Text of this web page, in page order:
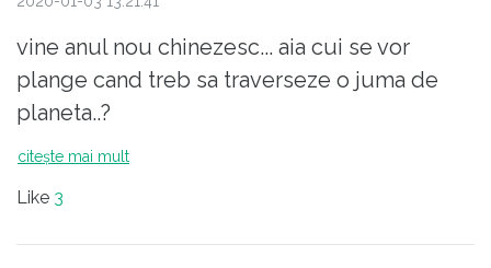
vine anul nou chinezesc... aia cui se vor
plange cand treb sa traverseze o juma de
planeta..?
citește mai mult
Like 3